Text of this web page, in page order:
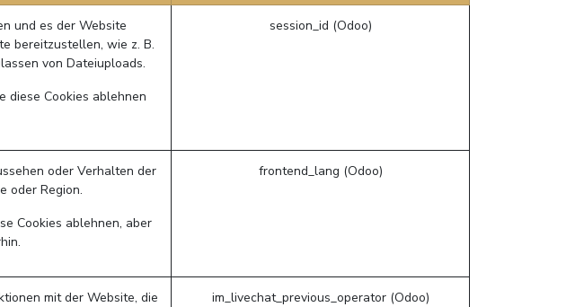
und es der Website
bereitzustellen, wie z. B.
von Dateiuploads.
diese Cookies ablehnen
session_id (Odoo)
oder Verhalten der
oder Region.
Cookies ablehnen, aber
frontend_lang (Odoo)
mit der Website, die
im_livechat_previous_operator (Odoo)